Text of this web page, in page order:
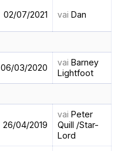
02/07/2021 vai Dan
06/03/2020 vai Barney
Lightfoot
26/04/2019
vai Peter
Quill /Star-
Lord